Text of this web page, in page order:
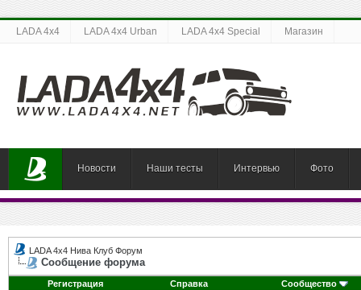
LADA 4x4 LADA 4x4 Urban LADA 4x4 Special Магазин
Новости Наши тесты Интервью Фото
LADA 4x4 Нива Клуб Форум
Сообщение форума
Регистрация Справка Сообщество